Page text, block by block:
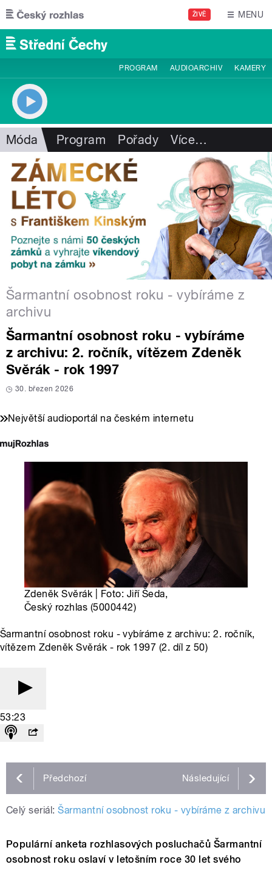
Přejít k hlavnímu obsahu
ŽIVĚ MENU
PROGRAM AUDIOARCHIV KAMERY
Móda Program Pořady Více…
Šarmantní osobnost roku - vybíráme z
archivu
Šarmantní osobnost roku - vybíráme
z archivu: 2. ročník, vítězem Zdeněk
Svěrák - rok 1997
30. březen 2026
Největší audioportál na českém internetu
Zdeněk Svěrák | Foto: Jiří Šeda,
Český rozhlas (5000442)
Šarmantní osobnost roku - vybíráme z archivu: 2. ročník,
vítězem Zdeněk Svěrák - rok 1997 (2. díl z 50)
53:23
Předchozí Následující
Celý seriál: Šarmantní osobnost roku - vybíráme z archivu
Populární anketa rozhlasových posluchačů Šarmantní
osobnost roku oslaví v letošním roce 30 let svého